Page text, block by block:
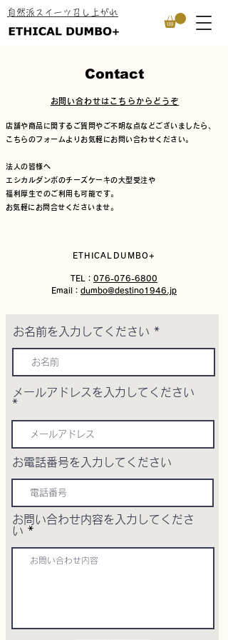
​自然派スイーツ召し上がれ
Contact
​お問い合わせはこちらからどうぞ
店舗や商品に関するご質問やご不明な点などございましたら、
こちらのフォームよりお気軽にお問い合わせください。
法人の皆様へ
エシカルダンボのチーズケーキの大型受注や
福利厚生でのご利用も可能です。
​お気軽にお問合せくださいませ。
​ETHICALDUMBO+
TEL： 076-076-6800
Email： dumbo@destino1946.jp
お名前を入力してください
メールアドレスを入力してください
お電話番号を入力してください
お問い合わせ内容を入力してくださ
い